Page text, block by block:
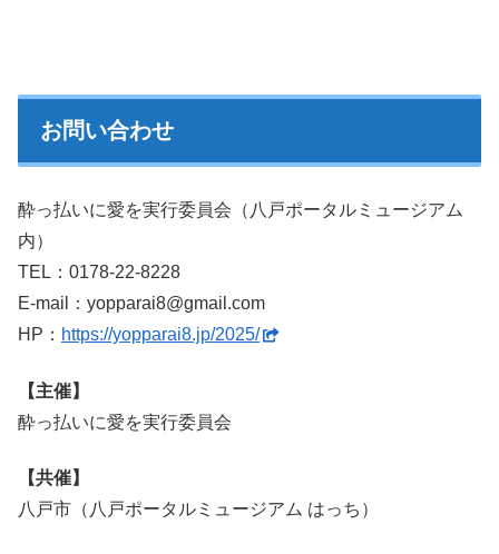
お問い合わせ
酔っ払いに愛を実行委員会（八戸ポータルミュージアム
内）
TEL：0178-22-8228
E-mail：yopparai8@gmail.com
HP： https://yopparai8.jp/2025/
【主催】
酔っ払いに愛を実行委員会
【共催】
八戸市（八戸ポータルミュージアム はっち）